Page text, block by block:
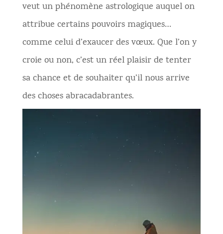
veut un phénomène astrologique auquel on
attribue certains pouvoirs magiques…
comme celui d’exaucer des vœux. Que l’on y
croie ou non, c’est un réel plaisir de tenter
sa chance et de souhaiter qu’il nous arrive
des choses abracadabrantes.